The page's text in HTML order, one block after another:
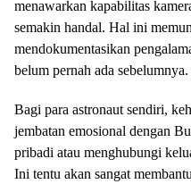
menawarkan kapabilitas
semakin handal. Hal ini
mendokumentasikan
belum pernah ada sebelumnya.
Bagi para astronaut sendiri,
jembatan emosional dengan
pribadi atau menghubungi
Ini tentu akan sangat